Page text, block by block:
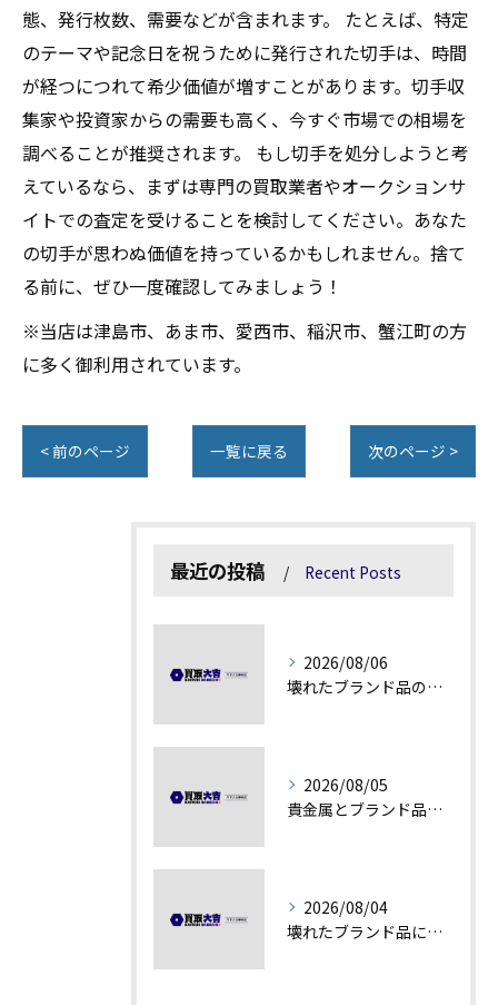
態、発行枚数、需要などが含まれます。 たとえば、特定
のテーマや記念日を祝うために発行された切手は、時間
が経つにつれて希少価値が増すことがあります。切手収
集家や投資家からの需要も高く、今すぐ市場での相場を
調べることが推奨されます。 もし切手を処分しようと考
えているなら、まずは専門の買取業者やオークションサ
イトでの査定を受けることを検討してください。あなた
の切手が思わぬ価値を持っているかもしれません。捨て
る前に、ぜひ一度確認してみましょう！
※当店は津島市、あま市、愛西市、稲沢市、蟹江町の方
に多く御利用されています。
< 前のページ 一覧に戻る 次のページ >
最近の投稿 Recent Posts
2026/08/06
壊れたブランド品の価値を見極める技術とは
2026/08/05
貴金属とブランド品の価値変動を見極める方法
2026/08/04
壊れたブランド品にも価値がつく理由とは